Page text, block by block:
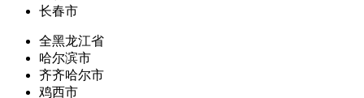
长春市
全黑龙江省
哈尔滨市
齐齐哈尔市
鸡西市